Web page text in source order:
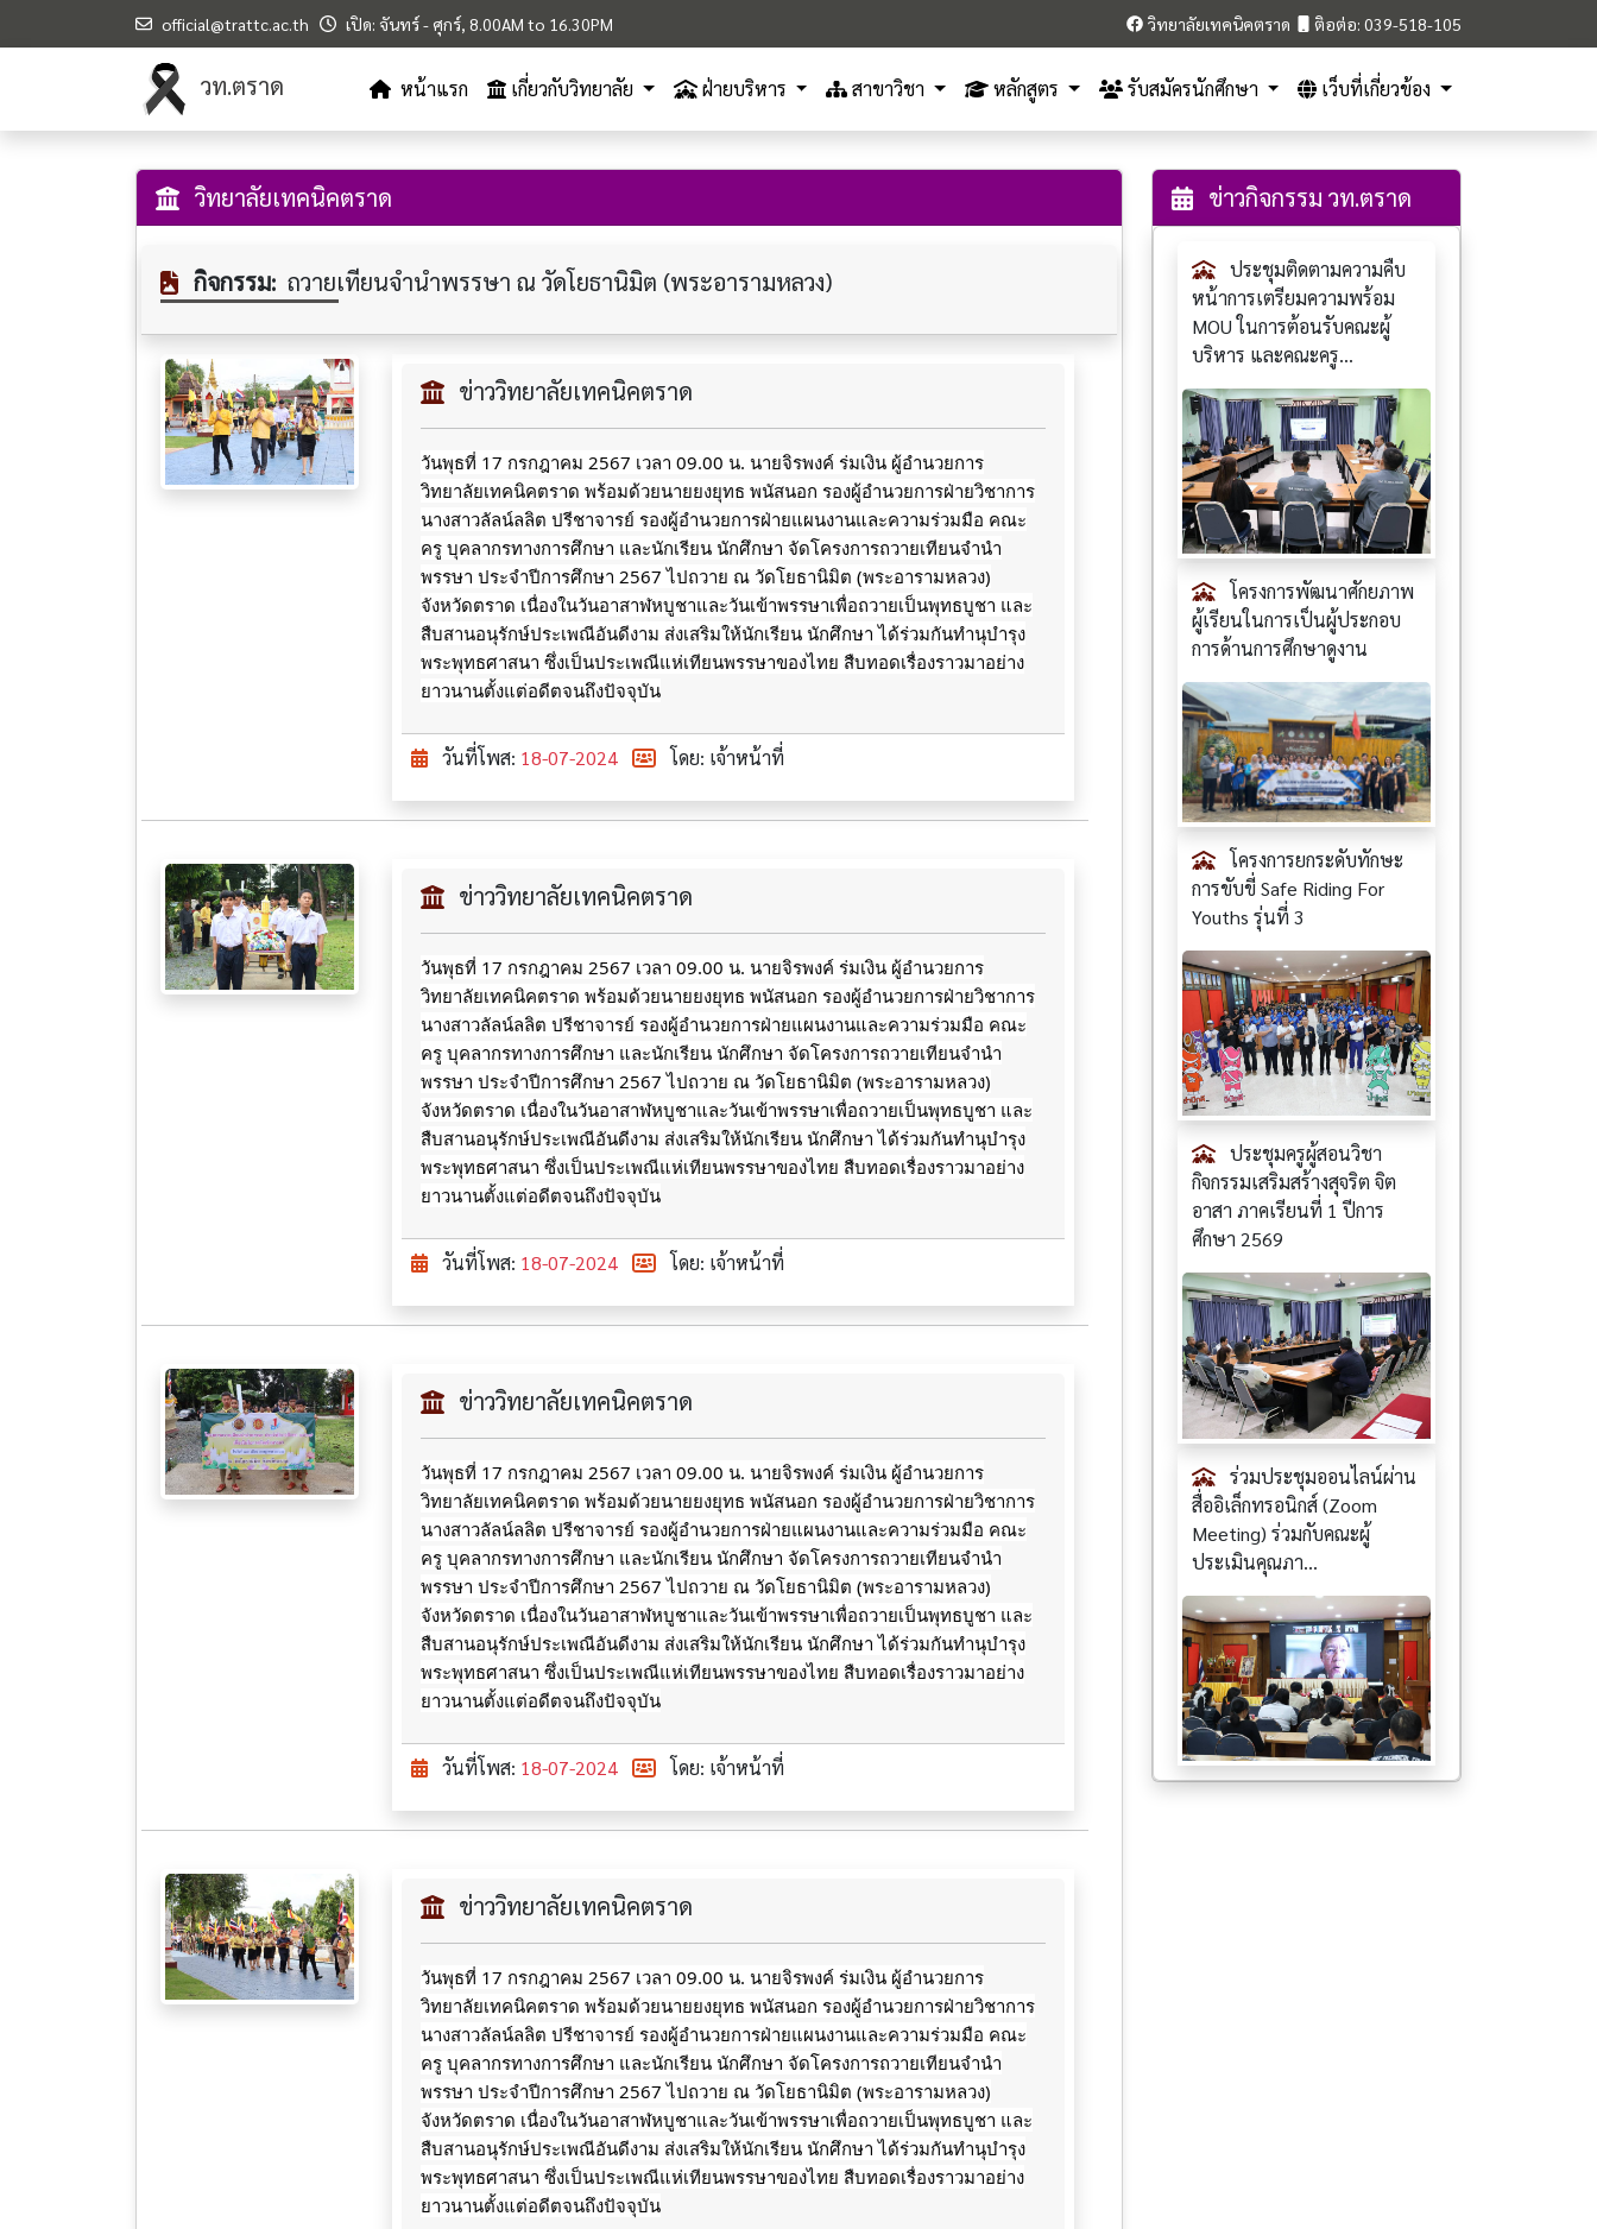
official@trattc.ac.th เปิด: จันทร์ - ศุกร์, 8.00AM to 16.30PM วิทยาลัยเทคนิคตราด ติอต่อ: 039-518-105
วท.ตราด หน้าแรก เกี่ยวกับวิทยาลัย ฝ่ายบริหาร สาขาวิชา หลักสูตร รับสมัครนักศึกษา เว็บที่เกี่ยวข้อง
วิทยาลัยเทคนิคตราด
กิจกรรม: ถวายเทียนจำนำพรรษา ณ วัดโยธานิมิต (พระอารามหลวง)
ข่าววิทยาลัยเทคนิคตราด
วันพุธที่ 17 กรกฎาคม 2567 เวลา 09.00 น. นายจิรพงค์ ร่มเงิน ผู้อำนวยการ
วิทยาลัยเทคนิคตราด พร้อมด้วยนายยงยุทธ พนัสนอก รองผู้อำนวยการฝ่ายวิชาการ
นางสาวลัลน์ลลิต ปรีชาจารย์ รองผู้อำนวยการฝ่ายแผนงานและความร่วมมือ คณะ
ครู บุคลากรทางการศึกษา และนักเรียน นักศึกษา จัดโครงการถวายเทียนจำนำ
พรรษา ประจำปีการศึกษา 2567 ไปถวาย ณ วัดโยธานิมิต (พระอารามหลวง)
จังหวัดตราด เนื่องในวันอาสาฬหบูชาและวันเข้าพรรษาเพื่อถวายเป็นพุทธบูชา และ
สืบสานอนุรักษ์ประเพณีอันดีงาม ส่งเสริมให้นักเรียน นักศึกษาได้ร่วมกันทำนุบำรุง
พระพุทธศาสนา ซึ่งเป็นประเพณีแห่เทียนพรรษาของไทย สืบทอดเรื่องราวมาอย่าง
ยาวนานตั้งแต่อดีตจนถึงปัจจุบัน
วันที่โพส: 18-07-2024 โดย: เจ้าหน้าที่
ข่าววิทยาลัยเทคนิคตราด
วันพุธที่ 17 กรกฎาคม 2567 เวลา 09.00 น. นายจิรพงค์ ร่มเงิน ผู้อำนวยการ
วิทยาลัยเทคนิคตราด พร้อมด้วยนายยงยุทธ พนัสนอก รองผู้อำนวยการฝ่ายวิชาการ
นางสาวลัลน์ลลิต ปรีชาจารย์ รองผู้อำนวยการฝ่ายแผนงานและความร่วมมือ คณะ
ครู บุคลากรทางการศึกษา และนักเรียน นักศึกษา จัดโครงการถวายเทียนจำนำ
พรรษา ประจำปีการศึกษา 2567 ไปถวาย ณ วัดโยธานิมิต (พระอารามหลวง)
จังหวัดตราด เนื่องในวันอาสาฬหบูชาและวันเข้าพรรษาเพื่อถวายเป็นพุทธบูชา และ
สืบสานอนุรักษ์ประเพณีอันดีงาม ส่งเสริมให้นักเรียน นักศึกษาได้ร่วมกันทำนุบำรุง
พระพุทธศาสนา ซึ่งเป็นประเพณีแห่เทียนพรรษาของไทย สืบทอดเรื่องราวมาอย่าง
ยาวนานตั้งแต่อดีตจนถึงปัจจุบัน
วันที่โพส: 18-07-2024 โดย: เจ้าหน้าที่
ข่าววิทยาลัยเทคนิคตราด
วันพุธที่ 17 กรกฎาคม 2567 เวลา 09.00 น. นายจิรพงค์ ร่มเงิน ผู้อำนวยการ
วิทยาลัยเทคนิคตราด พร้อมด้วยนายยงยุทธ พนัสนอก รองผู้อำนวยการฝ่ายวิชาการ
นางสาวลัลน์ลลิต ปรีชาจารย์ รองผู้อำนวยการฝ่ายแผนงานและความร่วมมือ คณะ
ครู บุคลากรทางการศึกษา และนักเรียน นักศึกษา จัดโครงการถวายเทียนจำนำ
พรรษา ประจำปีการศึกษา 2567 ไปถวาย ณ วัดโยธานิมิต (พระอารามหลวง)
จังหวัดตราด เนื่องในวันอาสาฬหบูชาและวันเข้าพรรษาเพื่อถวายเป็นพุทธบูชา และ
สืบสานอนุรักษ์ประเพณีอันดีงาม ส่งเสริมให้นักเรียน นักศึกษาได้ร่วมกันทำนุบำรุง
พระพุทธศาสนา ซึ่งเป็นประเพณีแห่เทียนพรรษาของไทย สืบทอดเรื่องราวมาอย่าง
ยาวนานตั้งแต่อดีตจนถึงปัจจุบัน
วันที่โพส: 18-07-2024 โดย: เจ้าหน้าที่
ข่าววิทยาลัยเทคนิคตราด
วันพุธที่ 17 กรกฎาคม 2567 เวลา 09.00 น. นายจิรพงค์ ร่มเงิน ผู้อำนวยการ
วิทยาลัยเทคนิคตราด พร้อมด้วยนายยงยุทธ พนัสนอก รองผู้อำนวยการฝ่ายวิชาการ
นางสาวลัลน์ลลิต ปรีชาจารย์ รองผู้อำนวยการฝ่ายแผนงานและความร่วมมือ คณะ
ครู บุคลากรทางการศึกษา และนักเรียน นักศึกษา จัดโครงการถวายเทียนจำนำ
พรรษา ประจำปีการศึกษา 2567 ไปถวาย ณ วัดโยธานิมิต (พระอารามหลวง)
จังหวัดตราด เนื่องในวันอาสาฬหบูชาและวันเข้าพรรษาเพื่อถวายเป็นพุทธบูชา และ
สืบสานอนุรักษ์ประเพณีอันดีงาม ส่งเสริมให้นักเรียน นักศึกษาได้ร่วมกันทำนุบำรุง
พระพุทธศาสนา ซึ่งเป็นประเพณีแห่เทียนพรรษาของไทย สืบทอดเรื่องราวมาอย่าง
ยาวนานตั้งแต่อดีตจนถึงปัจจุบัน
ข่าวกิจกรรม วท.ตราด
ประชุมติดตามความคืบ
หน้าการเตรียมความพร้อม
MOU ในการต้อนรับคณะผู้
บริหาร และคณะครู...
โครงการพัฒนาศักยภาพ
ผู้เรียนในการเป็นผู้ประกอบ
การด้านการศึกษาดูงาน
โครงการยกระดับทักษะ
การขับขี่ Safe Riding For
Youths รุ่นที่ 3
ประชุมครูผู้สอนวิชา
กิจกรรมเสริมสร้างสุจริต จิต
อาสา ภาคเรียนที่ 1 ปีการ
ศึกษา 2569
ร่วมประชุมออนไลน์ผ่าน
สื่ออิเล็กทรอนิกส์ (Zoom
Meeting) ร่วมกับคณะผู้
ประเมินคุณภา...